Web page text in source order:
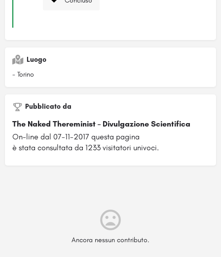
Luogo
- Torino
Pubblicato da
The Naked Thereminist – Divulgazione Scientifica
On-line dal 07-11-2017 questa pagina
è stata consultata da 1233 visitatori univoci.
Ancora nessun contributo.